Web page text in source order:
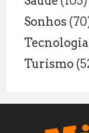
Sonhos
Tecnologia
Turismo